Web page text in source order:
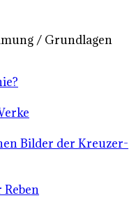
/ Grundlagen
Bilder der Kreuzer-